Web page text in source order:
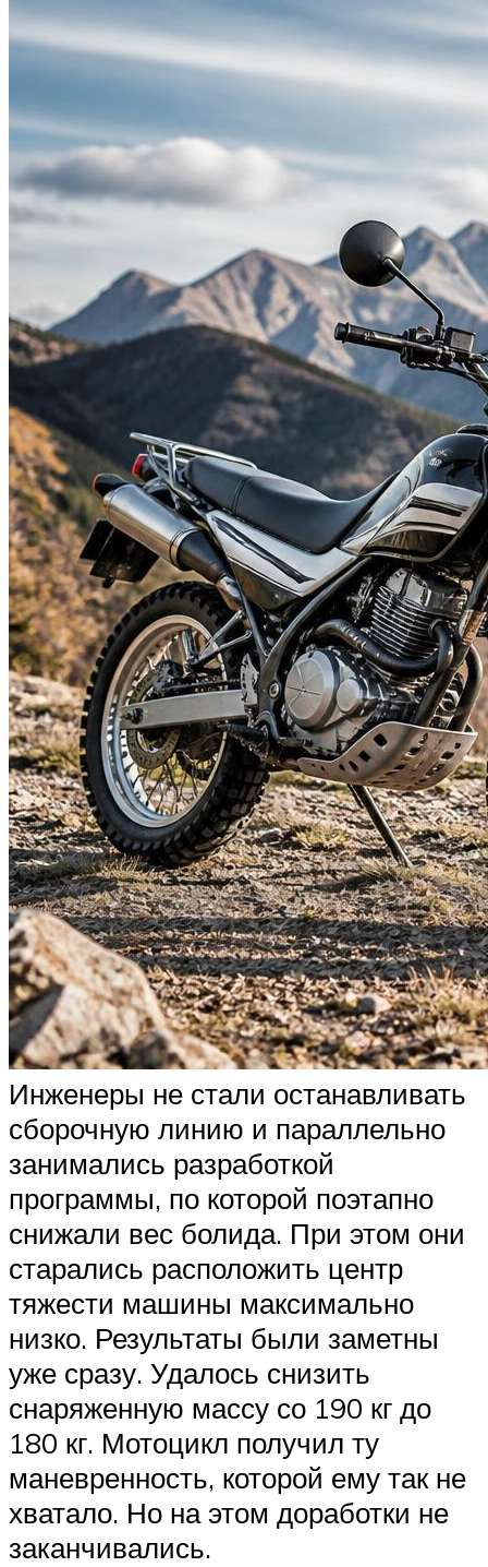
Инженеры не стали останавливать
сборочную линию и параллельно
занимались разработкой
программы, по которой поэтапно
снижали вес болида. При этом они
старались расположить центр
тяжести машины максимально
низко. Результаты были заметны
уже сразу. Удалось снизить
снаряженную массу со 190 кг до
180 кг. Мотоцикл получил ту
маневренность, которой ему так не
хватало. Но на этом доработки не
заканчивались.